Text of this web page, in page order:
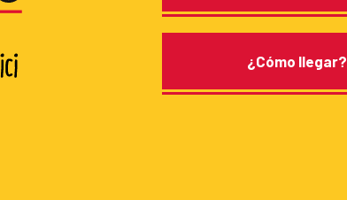
¿Cómo llegar?